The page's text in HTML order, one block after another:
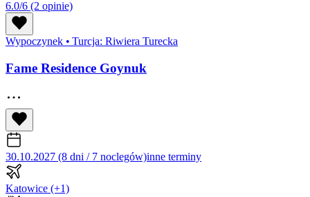
6.0/6 (2 opinie)
Wypoczynek • Turcja: Riwiera Turecka
Fame Residence Goynuk
30.10.2027 (8 dni / 7 noclegów)inne terminy
Katowice (+1)